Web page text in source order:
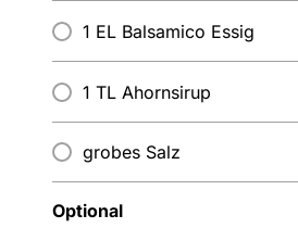
1 EL Balsamico Essig
1 TL Ahornsirup
grobes Salz
Optional